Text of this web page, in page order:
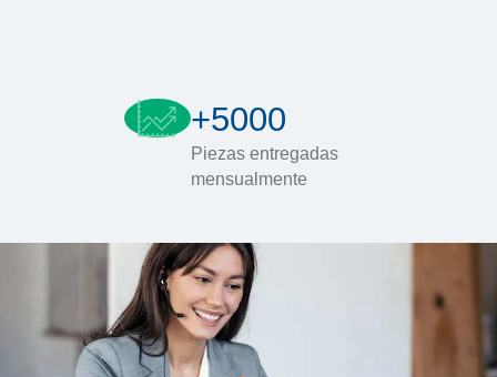
+5000
Piezas entregadas
mensualmente